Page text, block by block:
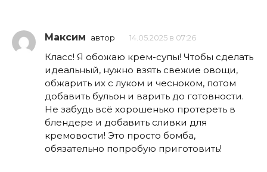
Максим автор 14.05.2025 в 07:26
Класс! Я обожаю крем-супы! Чтобы сделать
идеальный, нужно взять свежие овощи,
обжарить их с луком и чесноком, потом
добавить бульон и варить до готовности.
Не забудь всё хорошенько протереть в
блендере и добавить сливки для
кремовости! Это просто бомба,
обязательно попробую приготовить!